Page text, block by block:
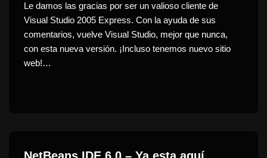
Le damos las gracias por ser un valioso cliente de
Visual Studio 2005 Express. Con la ayuda de sus
comentarios, vuelve Visual Studio, mejor que nunca,
con esta nueva versión. ¡Incluso tenemos nuevo sitio
web!…